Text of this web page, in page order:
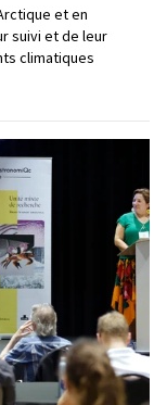
et en
suivi et de leur
climatiques